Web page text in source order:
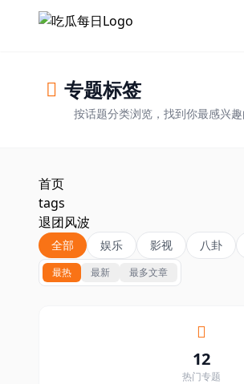
跳过导航
专题标签
按话题分类浏览，找到你最感兴
首页
tags
退团风波
全部 娱乐 影视 八卦
最热 最新 最多文章
12
热门专题